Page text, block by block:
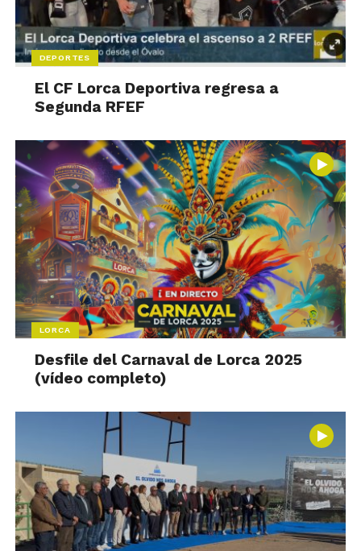
DEPORTES
El CF Lorca Deportiva regresa a
Segunda RFEF
LORCA
Desfile del Carnaval de Lorca 2025
(vídeo completo)